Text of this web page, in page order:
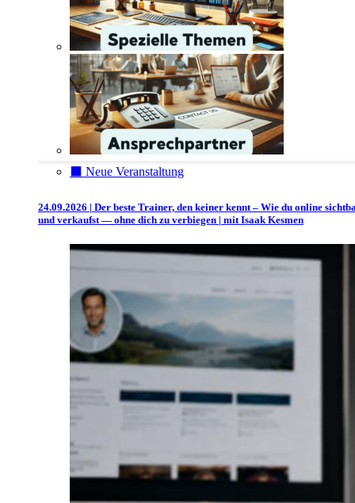
⬛️ Neue Veranstaltung
24.09.2026 | Der beste Trainer, den keiner kennt – Wie du online
und verkaufst — ohne dich zu verbiegen | mit Isaak Kesmen